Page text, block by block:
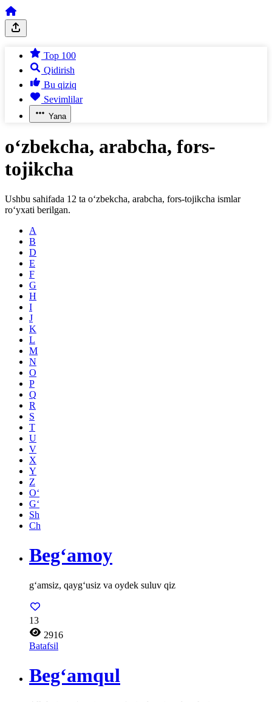
Top 100
Qidirish
Bu qiziq
Sevimlilar
Yana
o‘zbekcha, arabcha, fors-
tojikcha
Ushbu sahifada 12 ta o‘zbekcha, arabcha, fors-tojikcha ismlar
ro‘yxati berilgan.
A
B
D
E
F
G
H
I
J
K
L
M
N
O
P
Q
R
S
T
U
V
X
Y
Z
O‘
G‘
Sh
Ch
Beg‘amoy
g‘amsiz, qayg‘usiz va oydek suluv qiz
13
2916
Batafsil
Beg‘amqul